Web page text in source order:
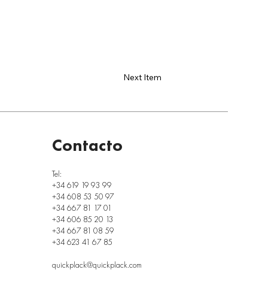
Next Item
Tel:
+34 619 19 93 99
+34 608 53 50 97
+34 667 81 17 01
+34 606 85 20 13
+34 667 81 08 59
+34 623 41 67 85
quickplack@quickplack.com
Contacto